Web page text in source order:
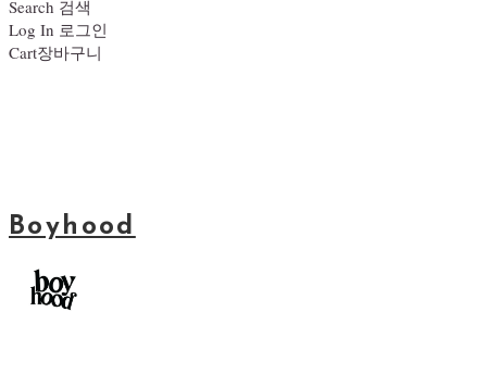
Search 검색
Log In 로그인
Cart장바구니
Boyhood